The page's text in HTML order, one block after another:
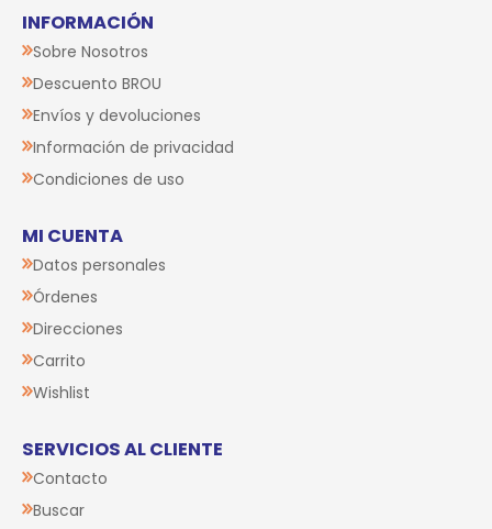
INFORMACIÓN
Sobre Nosotros
Descuento BROU
Envíos y devoluciones
Información de privacidad
Condiciones de uso
MI CUENTA
Datos personales
Órdenes
Direcciones
Carrito
Wishlist
SERVICIOS AL CLIENTE
Contacto
Buscar